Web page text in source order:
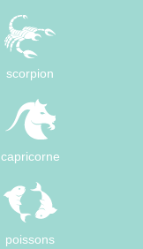
scorpion
capricorne
poissons